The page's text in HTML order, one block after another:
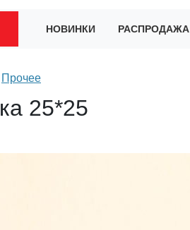
НОВИНКИ РАСПРОДАЖА
Прочее
25*25